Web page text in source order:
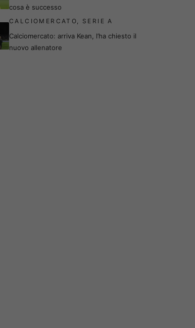
cosa è successo
CALCIOMERCATO, SERIE A
Calciomercato: arriva Kean, l’ha chiesto il
nuovo allenatore